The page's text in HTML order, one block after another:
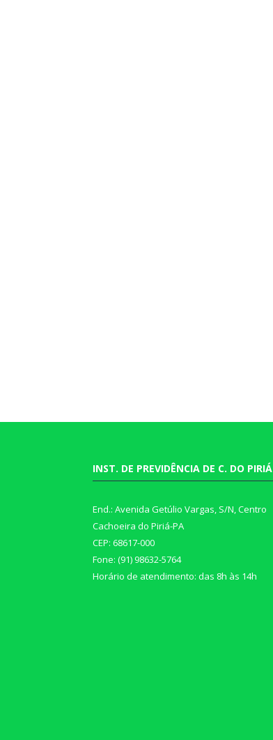
INST. DE PREVIDÊNCIA DE C. DO PIRIÁ
End.: Avenida Getúlio Vargas, S/N, Centro
Cachoeira do Piriá-PA
CEP: 68617-000
Fone: (91) 98632-5764
Horário de atendimento: das 8h às 14h